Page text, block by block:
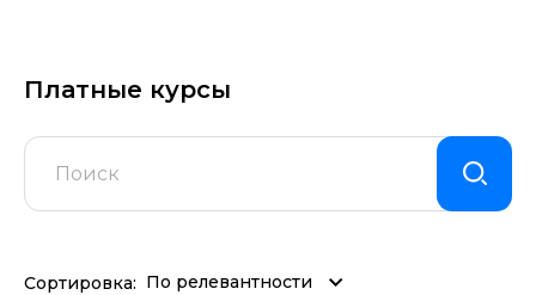
Платные курсы
Сортировка: По релевантности